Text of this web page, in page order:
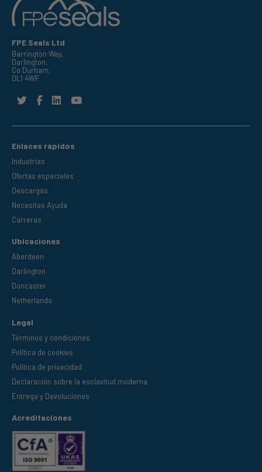
FPE Seals Ltd
Barrington Way,
Darlington,
Co Durham,
DL1 4WF
Enlaces rápidos
Industrias
Ofertas especiales
Descargas
Necesitas Ayuda
Carreras
Ubicaciones
Aberdeen
Darlington
Doncaster
Netherlands
Legal
Términos y condiciones
Política de cookies
Política de privacidad
Declaración sobre la esclavitud moderna
Entrega y Devoluciones
Acreditaciones